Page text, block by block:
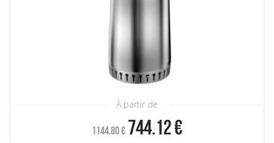
À partir de
1144.80€ 744.12€